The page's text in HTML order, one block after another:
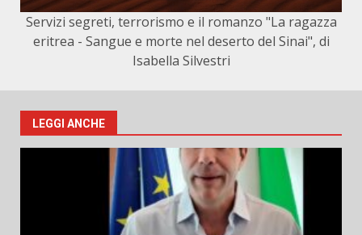
Servizi segreti, terrorismo e il romanzo "La ragazza
eritrea - Sangue e morte nel deserto del Sinai", di
Isabella Silvestri
LEGGI ANCHE